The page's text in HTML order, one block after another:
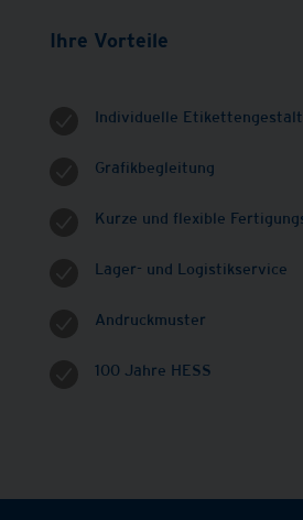
Ihre Vorteile
Individuelle
Grafikbegleitung
Kurze und flexible
Lager- und Logistikservice
Andruckmuster
100 Jahre HESS